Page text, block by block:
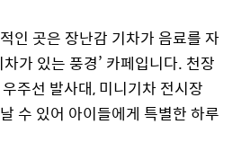
인 곳은 장난감 기차가 음료를 자
가 있는 풍경’ 카페입니다. 천장
주선 발사대, 미니기차 전시장
수 있어 아이들에게 특별한 하루